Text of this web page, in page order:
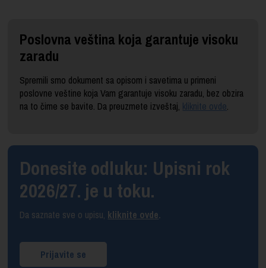
Poslovna veština koja garantuje visoku
zaradu
Spremili smo dokument sa opisom i savetima u primeni
poslovne veštine koja Vam garantuje visoku zaradu, bez obzira
na to čime se bavite. Da preuzmete izveštaj, kliknite ovde.
Donesite odluku: Upisni rok
2026/27. je u toku.
Da saznate sve o upisu, kliknite ovde.
Prijavite se